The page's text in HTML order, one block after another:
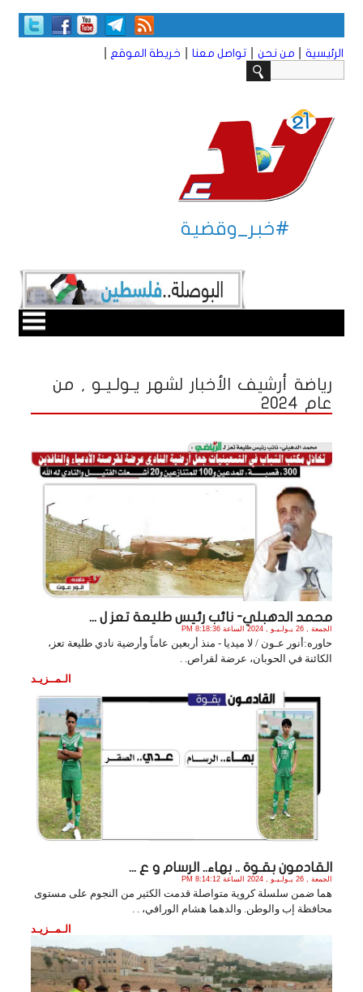
الرئيسية من نحن تواصل معنا خريطة الموقع
#خبر_وقضية
رياضة أرشيف الأخبار لشهر يـولـيـو , من
عام 2024
محمد الدهبلي- نائب رئيس طليعة تعز ل ...
الجمعة , 26 يـولـيـو , 2024 الساعة 8:18:36 PM
حاوره:أنور عـون / لا ميديا - منذ أربعين عاماً وأرضية نادي طليعة تعز،
الكائنة في الحوبان، عرضة لقراص. .
الـمــزيـد
القادمون بقـوة .. بهاء.. الرسام و ع ...
الجمعة , 26 يـولـيـو , 2024 الساعة 8:14:12 PM
هما ضمن سلسلة كروية متواصلة قدمت الكثير من النجوم على مستوى
محافظة إب والوطن. والدهما هشام الورافي، . .
الـمــزيـد